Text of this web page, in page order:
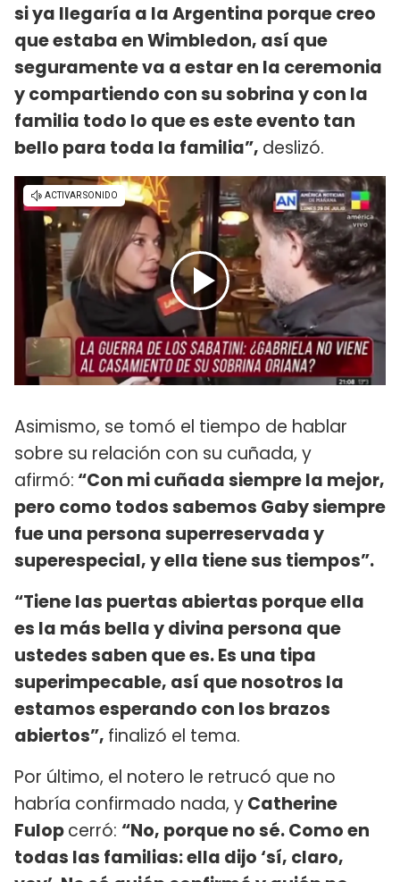
si ya llegaría a la Argentina porque creo
que estaba en Wimbledon, así que
seguramente va a estar en la ceremonia
y compartiendo con su sobrina y con la
familia todo lo que es este evento tan
bello para toda la familia”, deslizó.
Asimismo, se tomó el tiempo de hablar
sobre su relación con su cuñada, y
afirmó: “Con mi cuñada siempre la mejor,
pero como todos sabemos Gaby siempre
fue una persona superreservada y
superespecial, y ella tiene sus tiempos”.
“Tiene las puertas abiertas porque ella
es la más bella y divina persona que
ustedes saben que es. Es una tipa
superimpecable, así que nosotros la
estamos esperando con los brazos
abiertos”, finalizó el tema.
Por último, el notero le retrucó que no
habría confirmado nada, yCatherine
Fulopcerró: “No, porque no sé. Como en
todas las familias: ella dijo ‘sí, claro,